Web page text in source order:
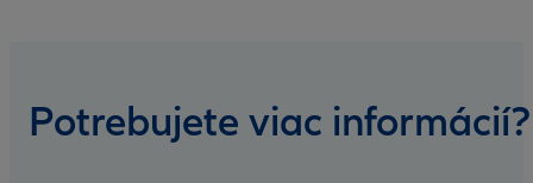
Potrebujete viac informácií?